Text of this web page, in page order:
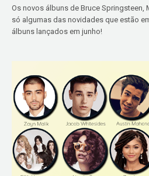
Os novos álbuns de Bruce Springsteen,
só algumas das novidades que estão
álbuns lançados em junho!